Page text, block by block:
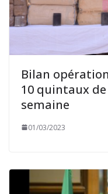
Bilan
10 quintaux
semaine
01/03/2023